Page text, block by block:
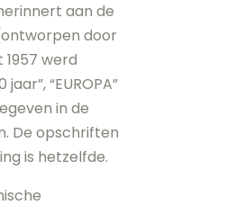
aan de
door
werd
“EUROPA”
in de
De opschriften
is hetzelfde.